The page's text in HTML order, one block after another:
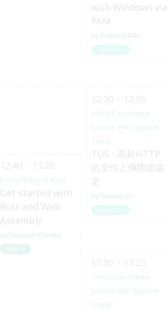
with Windows via
PAM
Patrick Jolliffe
Beginner
HKOSCon (Open
Source HK) Special
Track
TUS - 基於HTTP
的文件上傳開源協
定
Sunday Ku
Beginner
Everything in Rust
Get started with
Rust and Web
Assembly
Diwanshi Pandey
Skilled
HKOSCon (Open
Source HK) Special
Track